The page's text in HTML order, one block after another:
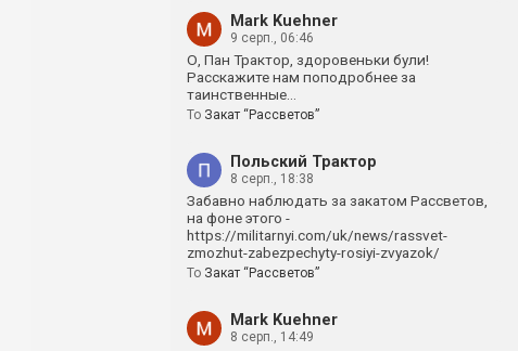
Mark Kuehner
9 серп., 06:46
О, Пан Трактор, здоровеньки були!
Расскажите нам поподробнее за
таинственные…
To Закат “Рассветов”
Польский Трактор
8 серп., 18:38
Забавно наблюдать за закатом Рассветов,
на фоне этого -
https://militarnyi.com/uk/news/rassvet-
zmozhut-zabezpechyty-rosiyi-zvyazok/
To Закат “Рассветов”
Mark Kuehner
8 серп., 14:49